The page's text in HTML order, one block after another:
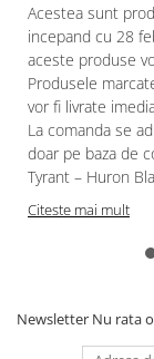
Paints & Tools
Starter Sets
Books and Codex
Accesorii
Figurine
Star Wars figurine
Friday The 13th
DC Univers
Acestea sunt
incepand cu 28
aceste produse
Produsele
vor fi livrate
La comanda se
doar pe baza de
Tyrant – Huron
Citeste mai mult
Newsletter Nu rata